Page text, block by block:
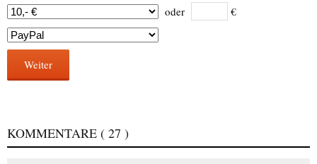
oder €
Weiter
KOMMENTARE ( 27 )